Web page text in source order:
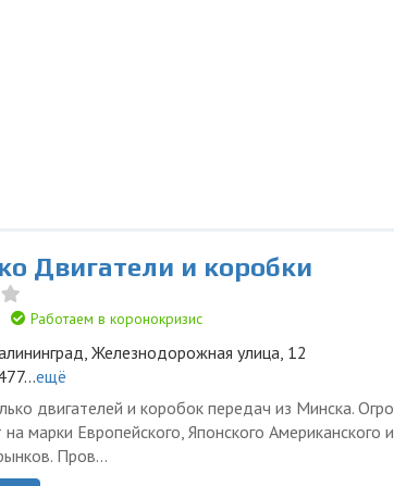
Двигатели и коробки
Работаем в коронокризис
Железнодорожная улица, 12
ещё
двигателей и коробок передач из Минска.
марки Европейского, Японского Американского и
Пров...